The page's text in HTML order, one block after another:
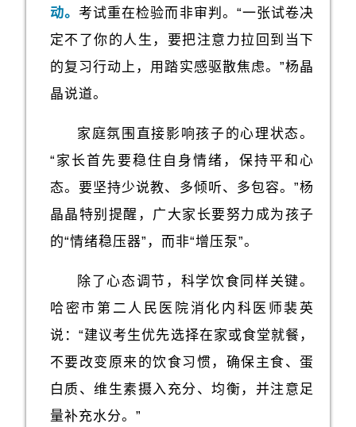
动。 考试重在检验而非审判。“一张试卷决
定不了你的人生，要把注意力拉回到当下
的复习行动上，用踏实感驱散焦虑。”杨晶
晶说道。
家庭氛围直接影响孩子的心理状态。
“家长首先要稳住自身情绪，保持平和心
态。要坚持少说教、多倾听、多包容。”杨
晶晶特别提醒，广大家长要努力成为孩子
的“情绪稳压器”，而非“增压泵”。
除了心态调节，科学饮食同样关键。
哈密市第二人民医院消化内科医师裴英
说：“建议考生优先选择在家或食堂就餐，
不要改变原来的饮食习惯，确保主食、蛋
白质、维生素摄入充分、均衡，并注意足
量补充水分。”